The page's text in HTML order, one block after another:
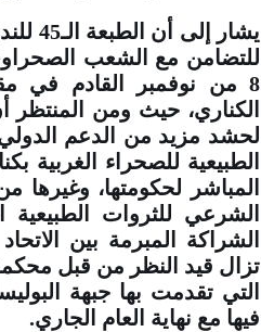
يشار
8 من نوفمبر القادم في
الكناري، حيث ومن
لحشد مزيد من الدعم
الطبيعية للصحراء الغربية
المباشر لحكومتها، وغيرها
الشرعي للثروات الطبيعية
الشراكة المبرمة بين
تزال قيد النظر من قبل
التي تقدمت بها جبهة
فيها مع نهاية العام الجاري.